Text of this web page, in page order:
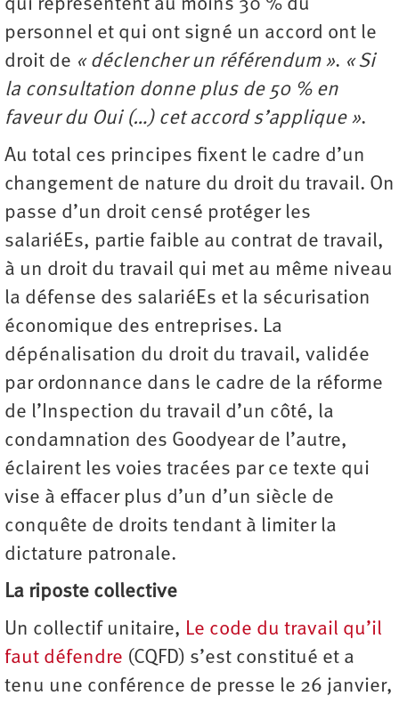
qui représentent au moins 30 % du
personnel et qui ont signé un accord ont le
droit de « déclencher un référendum ». « Si
la consultation donne plus de 50 % en
faveur du Oui (…) cet accord s’applique ».
Au total ces principes fixent le cadre d’un
changement de nature du droit du travail. On
passe d’un droit censé protéger les
salariéEs, partie faible au contrat de travail,
à un droit du travail qui met au même niveau
la défense des salariéEs et la sécurisation
économique des entreprises. La
dépénalisation du droit du travail, validée
par ordonnance dans le cadre de la réforme
de l’Inspection du travail d’un côté, la
condamnation des Goodyear de l’autre,
éclairent les voies tracées par ce texte qui
vise à effacer plus d’un d’un siècle de
conquête de droits tendant à limiter la
dictature patronale.
La riposte collective
Un collectif unitaire, Le code du travail qu’il
faut défendre (CQFD) s’est constitué et a
tenu une conférence de presse le 26 janvier,